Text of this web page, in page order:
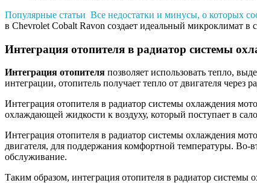
Популярные статьи Все недостатки и минусы, о которых
в Chevrolet Cobalt Ravon создает идеальный микроклимат в
Интеграция отопителя в радиатор системы
Интеграция отопителя позволяет использовать тепло,
интеграции, отопитель получает тепло от двигателя через
Интеграция отопителя в радиатор системы охлаждения
охлаждающей жидкости к воздуху, который поступает в
Интеграция отопителя в радиатор системы охлаждения
двигателя, для поддержания комфортной температуры. Во-
обслуживание.
Таким образом, интеграция отопителя в радиатор системы